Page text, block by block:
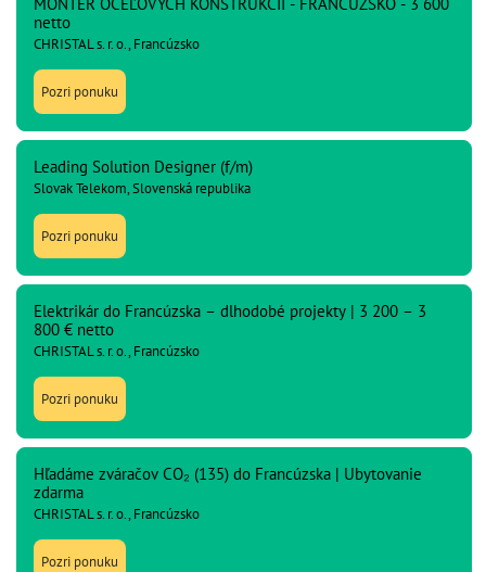
netto
CHRISTAL s. r. o., Francúzsko
Pozri ponuku
Leading Solution Designer (f/m)
Slovak Telekom, Slovenská republika
Pozri ponuku
Elektrikár do Francúzska – dlhodobé projekty | 3 200 – 3
800 € netto
CHRISTAL s. r. o., Francúzsko
Pozri ponuku
Hľadáme zváračov CO₂ (135) do Francúzska | Ubytovanie
zdarma
CHRISTAL s. r. o., Francúzsko
Pozri ponuku